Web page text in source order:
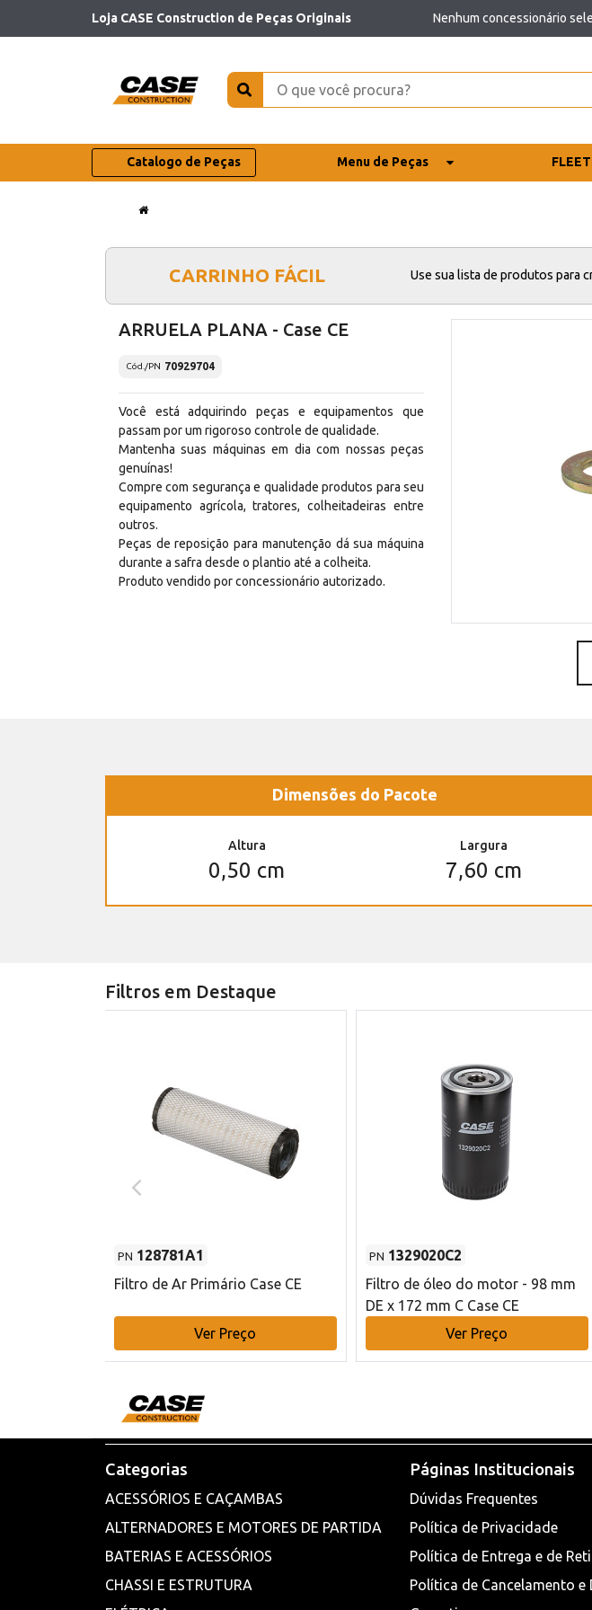
Loja CASE Construction de Peças Originais Nenhum concessionário
Catalogo de Peças Menu de Peças
CARRINHO FÁCIL Use sua lista de produtos para
ARRUELA PLANA - Case CE
Cód./PN 70929704
Você está adquirindo peças e equipamentos que
passam por um rigoroso controle de qualidade.
Mantenha suas máquinas em dia com nossas peças
genuínas!
Compre com segurança e qualidade produtos para seu
equipamento agrícola, tratores, colheitadeiras entre
outros.
Peças de reposição para manutenção dá sua máquina
durante a safra desde o plantio até a colheita.
Produto vendido por concessionário autorizado.
Dimensões do Pacote
Altura
0,50 cm
Largura
7,60 cm
Filtros em Destaque
PN 128781A1
Filtro de Ar Primário Case CE
Ver Preço
PN 1329020C2
Filtro de óleo do motor - 98 mm
DE x 172 mm C Case CE
Ver Preço
Categorias
ACESSÓRIOS E CAÇAMBAS
ALTERNADORES E MOTORES DE PARTIDA
BATERIAS E ACESSÓRIOS
CHASSI E ESTRUTURA
Páginas Institucionais
Dúvidas Frequentes
Política de Privacidade
Política de Entrega e de
Política de Cancelamento e